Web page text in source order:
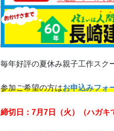
毎年好評の夏休み親子工作ス
参加ご希望の方はお申込みフォ
締切日：7月7 日（火）（ハガキ